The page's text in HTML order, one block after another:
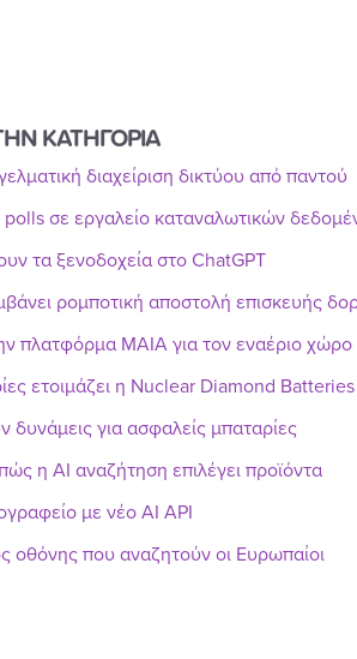
ΚΑΤΗΓΟΡΙΑ
διαχείριση δικτύου από παντού
σε εργαλείο καταναλωτικών
τα ξενοδοχεία στο ChatGPT
ρομποτική αποστολή επισκευής
πλατφόρμα MAIA για τον εναέριο χώρο
ετοιμάζει η Nuclear Diamond Batteries
δυνάμεις για ασφαλείς μπαταρίες
η AI αναζήτηση επιλέγει προϊόντα
με νέο AI API
οθόνης που αναζητούν οι Ευρωπαίοι